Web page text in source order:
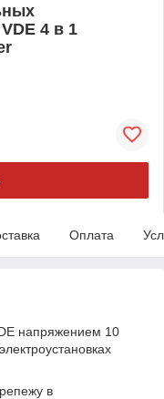
4 в 1
Оплата
напряжением 10
в